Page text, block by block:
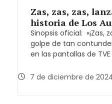
Zas, zas, zas,
historia de Los
Sinopsis oficial: «¡Zas,
golpe de tan
en las pantallas de
7 de diciembre de